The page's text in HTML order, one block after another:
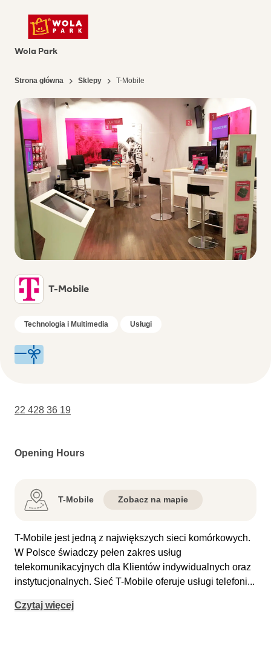
Wola Park
Strona główna Sklepy T-Mobile
T-Mobile
Technologia i Multimedia Usługi
22 428 36 19
Opening Hours
T-Mobile Zobacz na mapie
T-Mobile jest jedną z największych sieci komórkowych.
W Polsce świadczy pełen zakres usług
telekomunikacyjnych dla Klientów indywidualnych oraz
instytucjonalnych. Sieć T-Mobile oferuje usługi telefoni...
Czytaj więcej